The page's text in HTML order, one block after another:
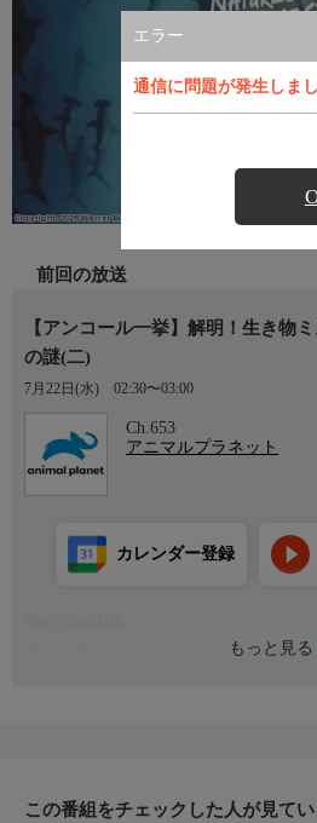
エラー
通信に問題が発生しま
前回の放送
【アンコール一挙】解明！生き物
の謎(二)
7月22日(水) 02:30〜03:00
Ch.653
アニマルプラネット
もっと見る
カレンダー登録
で、１分で28回も落雷が起きることも
この番組をチェックした人が見てい